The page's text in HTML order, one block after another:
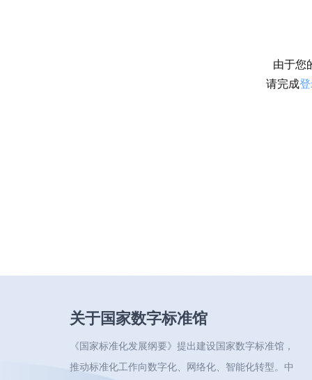
由于您
请完成
关于国家数字标准馆
《国家标准化发展纲要》提出建设国家数字标准馆，
推动标准化工作向数字化、网络化、智能化转型。中